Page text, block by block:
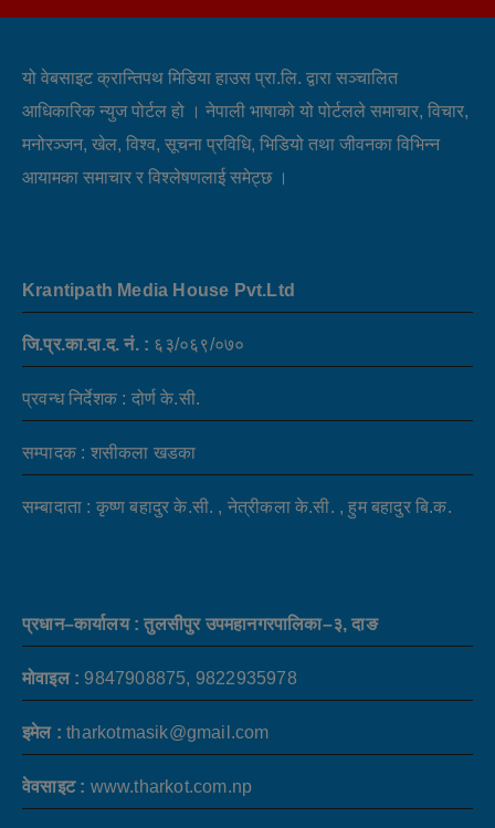
यो वेबसाइट क्रान्तिपथ मिडिया हाउस प्रा.लि. द्वारा सञ्चालित
आधिकारिक न्युज पोर्टल हो । नेपाली भाषाको यो पोर्टलले समाचार, विचार,
मनोरञ्जन, खेल, विश्व, सूचना प्रविधि, भिडियो तथा जीवनका विभिन्न
आयामका समाचार र विश्लेषणलाई समेट्छ ।
Krantipath Media House Pvt.Ltd
जि.प्र.का.दा.द. नं. : ६३/०६९/०७०
प्रवन्ध निर्देशक : दोर्ण के.सी.
सम्पादक : शसीकला खडका
सम्बादाता : कृष्ण बहादुर के.सी. , नेत्रीकला के.सी. , हुम बहादुर बि.क.
प्रधान–कार्यालय : तुलसीपुर उपमहानगरपालिका–३, दाङ
मोवाइल : 9847908875, 9822935978
इमेल :tharkotmasik@gmail.com
वेवसाइट : www.tharkot.com.np